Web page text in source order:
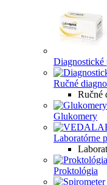
Diagnostické
Ručné
Ručné
Glukomery
Laboratórne
Proktológia